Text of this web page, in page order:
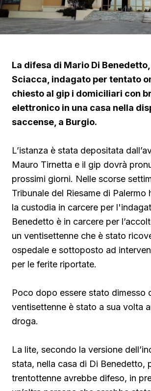
La difesa di Mario Di
Sciacca, indagato per tentato
chiesto al gip i domiciliari con
elettronico in una casa nella
saccense, a Burgio.
L’istanza è stata depositata
Mauro Tirnetta e il gip dovrà
prossimi giorni. Nelle scorse
Tribunale del Riesame di Palermo
la custodia in carcere per
Benedetto è in carcere per
un ventisettenne che è stato
ospedale e sottoposto ad
per le ferite riportate.
Poco dopo essere stato dimesso
ventisettenne è stato a sua volta
droga.
La lite, secondo la versione
stata, nella casa di Di Benedetto,
trentottenne avrebbe difeso, in